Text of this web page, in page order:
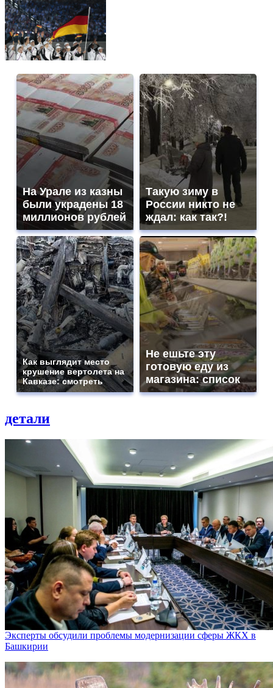
На Урале из казны
были украдены 18
миллионов рублей
Такую зиму в
России никто не
ждал: как так?!
Как выглядит место
крушение вертолета на
Кавказе: смотреть
Не ешьте эту
готовую еду из
магазина: список
детали
Эксперты обсудили проблемы модернизации сферы ЖКХ в
Башкирии